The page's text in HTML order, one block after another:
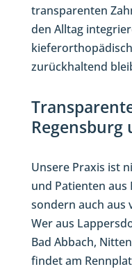
transparenten
den Alltag
zurückhaltend
Regensburg
Unsere Praxis ist
und Patienten aus
sondern auch aus
Wer aus
Bad Abbach,
findet am